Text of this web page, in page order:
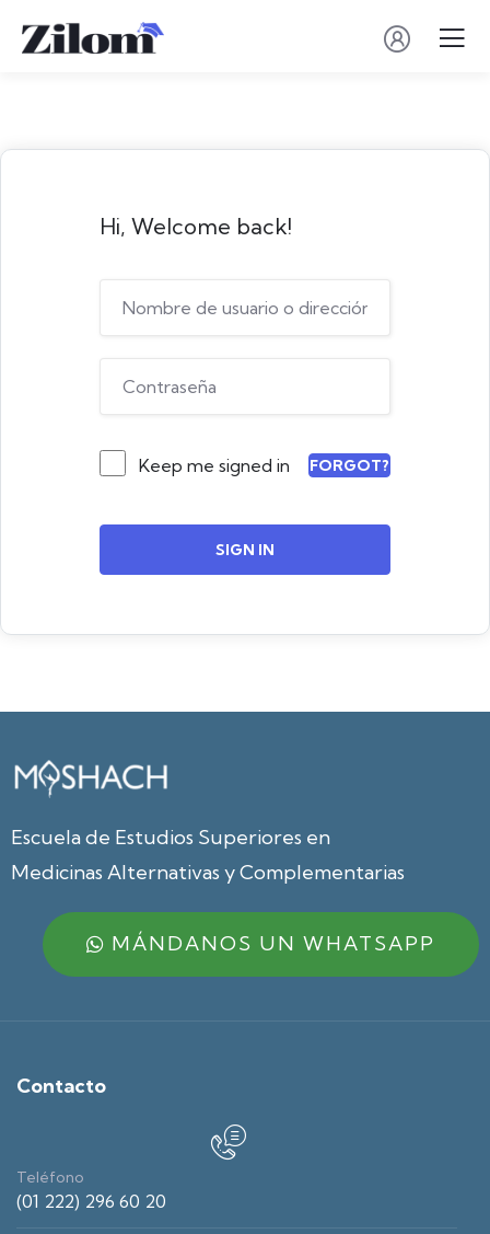
Hi, Welcome back!
Keep me signed in FORGOT?
SIGN IN
Escuela de Estudios Superiores en
Medicinas Alternativas y Complementarias
MÁNDANOS UN WHATSAPP
Contacto
Teléfono
(01 222) 296 60 20